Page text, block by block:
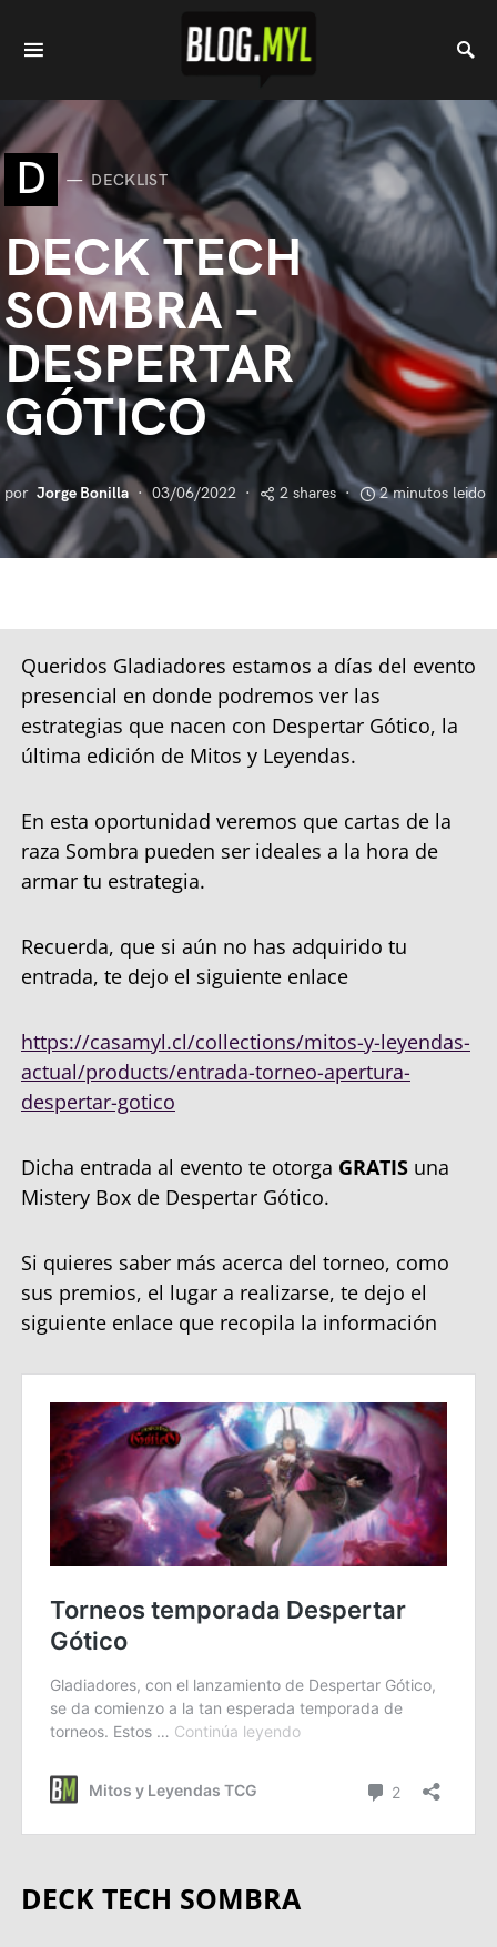
D DECKLIST
DECK TECH
SOMBRA –
DESPERTAR
GÓTICO
por Jorge Bonilla 03/06/2022 2 shares 2 minutos leido
Queridos Gladiadores estamos a días del evento
presencial en donde podremos ver las
estrategias que nacen con Despertar Gótico, la
última edición de Mitos y Leyendas.
En esta oportunidad veremos que cartas de la
raza Sombra pueden ser ideales a la hora de
armar tu estrategia.
Recuerda, que si aún no has adquirido tu
entrada, te dejo el siguiente enlace
https://casamyl.cl/collections/mitos-y-leyendas-
actual/products/entrada-torneo-apertura-
despertar-gotico
Dicha entrada al evento te otorga GRATIS una
Mistery Box de Despertar Gótico.
Si quieres saber más acerca del torneo, como
sus premios, el lugar a realizarse, te dejo el
siguiente enlace que recopila la información
DECK TECH SOMBRA